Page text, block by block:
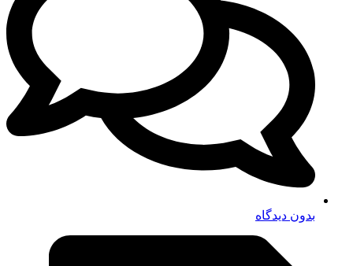
بدون دیدگاه